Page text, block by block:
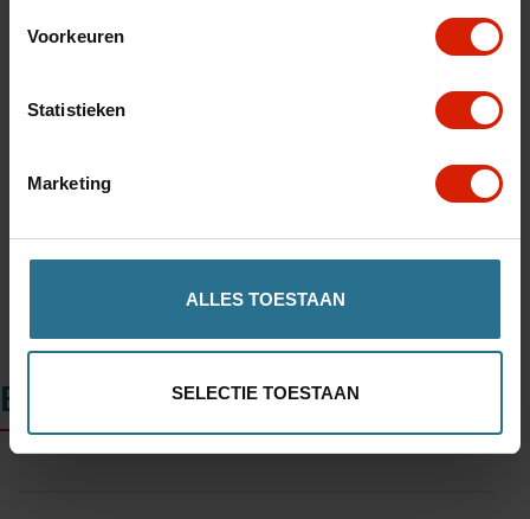
Voorkeuren
Statistieken
Marketing
ALLES TOESTAAN
SELECTIE TOESTAAN
Beschrijving